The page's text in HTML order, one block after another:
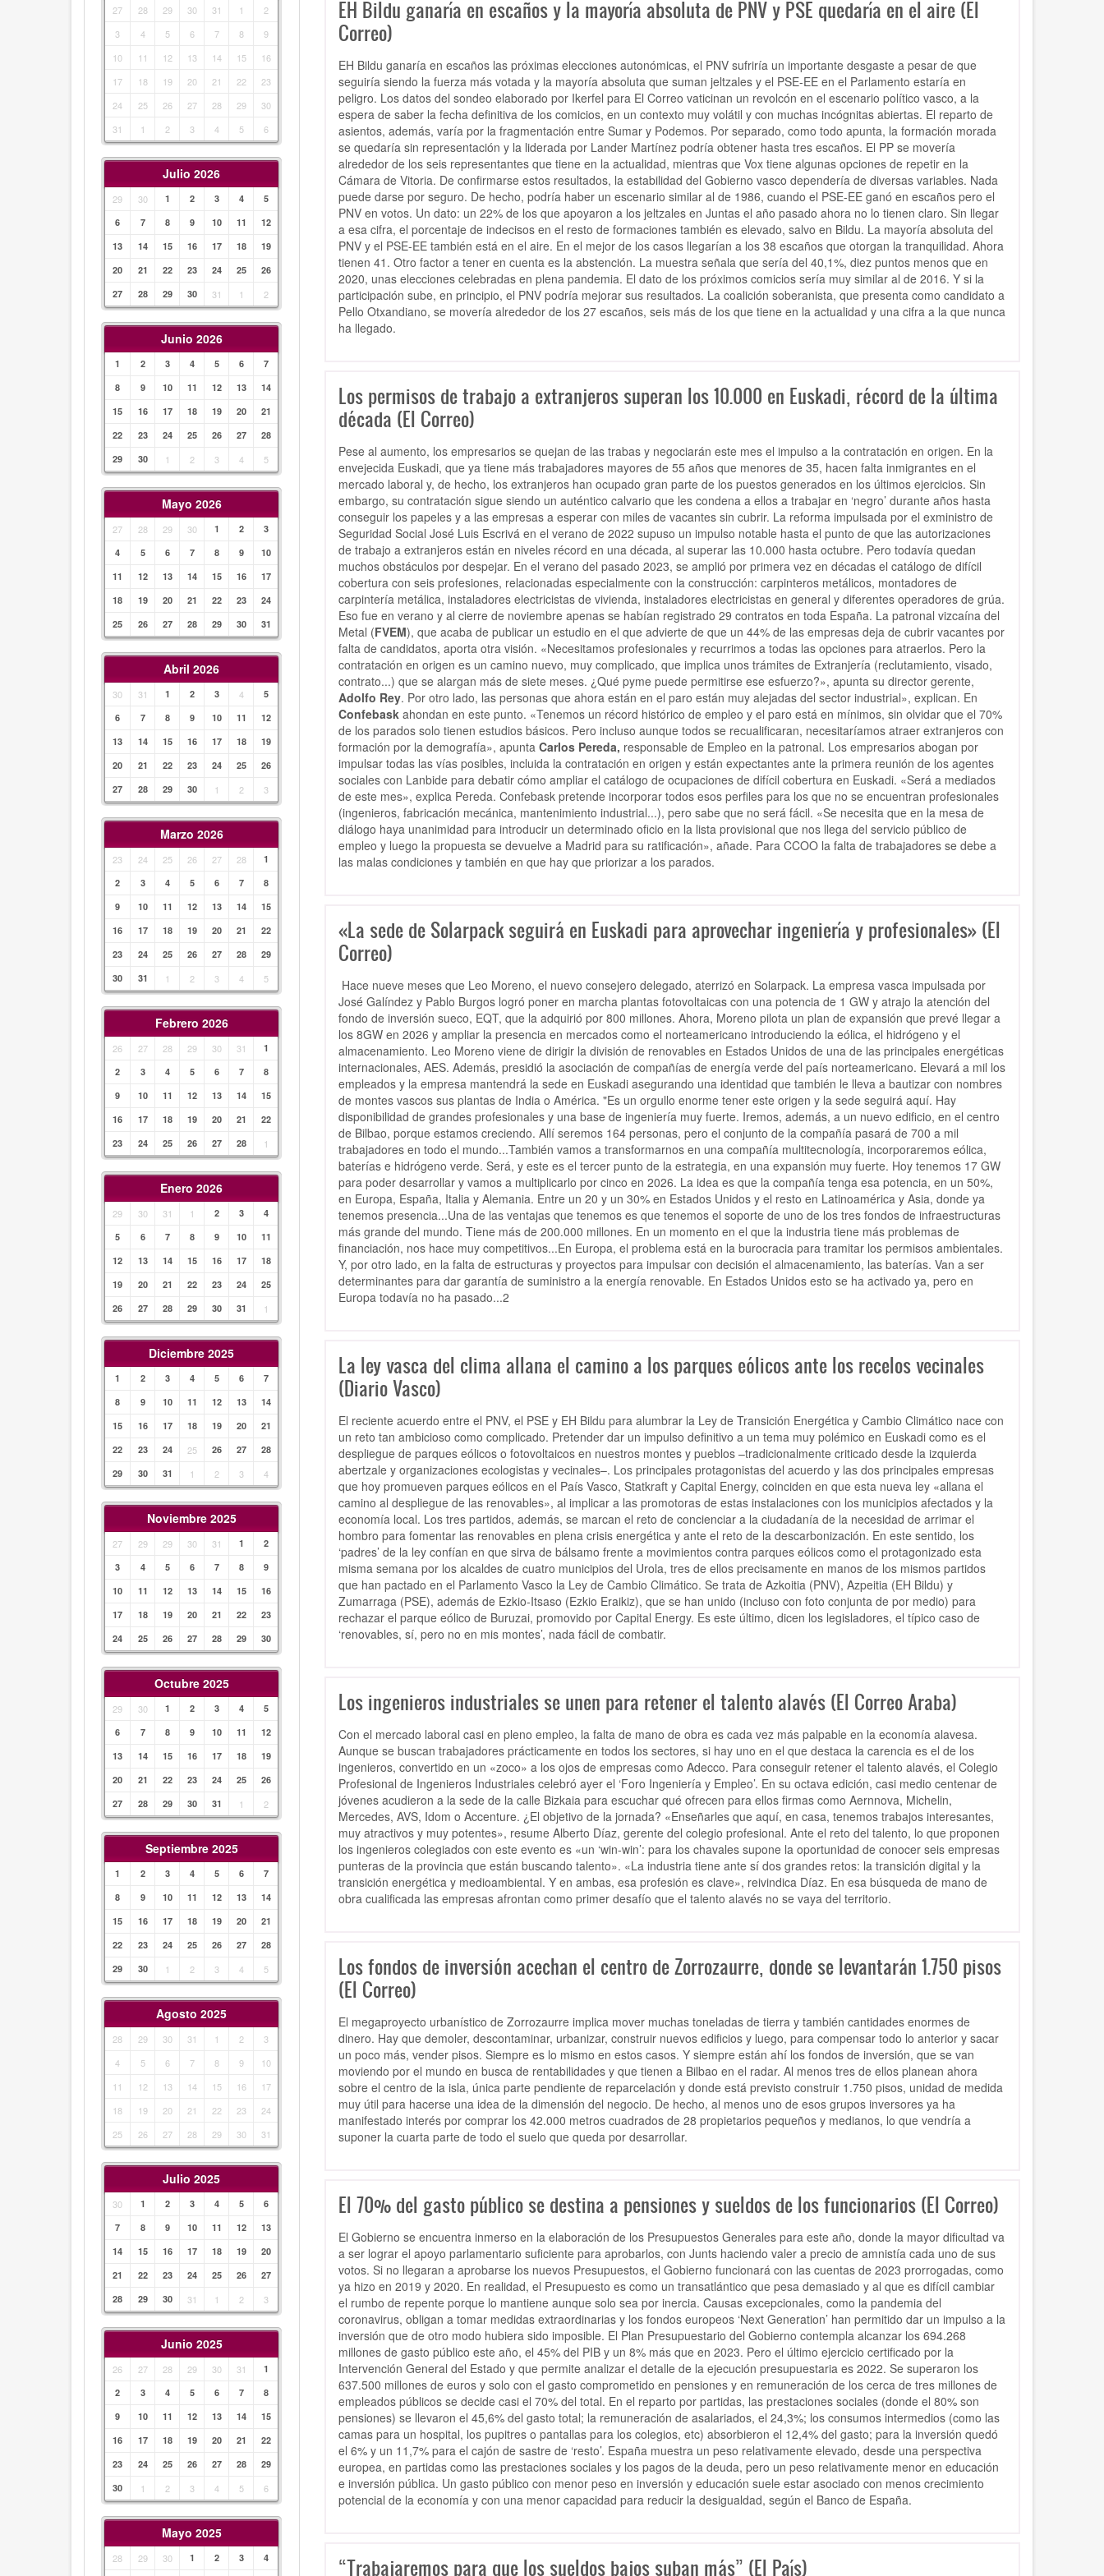
27 28 29 30 31 1
2
3
4 5 6 7 8
9
10
11 12 13 14 15
16
17
18 19 20 21 22
23
24
25 26 27 28 29
30
31
1 2 3 4 5 6
Julio 2026
29 30 1 2 3 4
5
6
7 8 9 10 11
12
13
14 15 16 17 18
19
20
21 22 23 24 25
26
27
28 29 30 31 1 2
Junio 2026
1 2 3 4 5 6
7
8
9 10 11 12 13
14
15
16 17 18 19 20
21
22
23 24 25 26 27
28
29
30 1 2 3 4 5
Mayo 2026
27 28 29 30 1 2
3
4
5 6 7 8 9
10
11
12 13 14 15 16
17
18
19 20 21 22 23
24
25
26 27 28 29 30 31
Abril 2026
30 31 1 2 3 4
5
6
7 8 9 10 11
12
13
14 15 16 17 18
19
20
21 22 23 24 25
26
27
28 29 30 1 2 3
Marzo 2026
23 24 25 26 27 28
1
2
3 4 5 6 7
8
9
10 11 12 13 14
15
16
17 18 19 20 21
22
23
24 25 26 27 28
29
30
31 1 2 3 4 5
Febrero 2026
26 27 28 29 30 31
1
2
3 4 5 6 7
8
9
10 11 12 13 14
15
16
17 18 19 20 21
22
23
24 25 26 27 28 1
Enero 2026
29 30 31 1 2 3
4
5
6 7 8 9 10
11
12
13 14 15 16 17
18
19
20 21 22 23 24
25
26
27 28 29 30 31 1
Diciembre 2025
1 2 3 4 5 6
7
8
9 10 11 12 13
14
15
16 17 18 19 20
21
22
23 24 25 26 27
28
29
30 31 1 2 3 4
Noviembre 2025
27 29 29 30 31 1
2
3
4 5 6 7 8
9
10
11 12 13 14 15
16
17
18 19 20 21 22
23
24
25 26 27 28 29 30
Octubre 2025
29 30 1 2 3 4
5
6
7 8 9 10 11
12
13
14 15 16 17 18
19
20
21 22 23 24 25
26
27
28 29 30 31 1 2
Septiembre 2025
1 2 3 4 5 6
7
8
9 10 11 12 13
14
15
16 17 18 19 20
21
22
23 24 25 26 27
28
29
30 1 2 3 4 5
Agosto 2025
28 29 30 31 1 2
3
4
5 6 7 8 9
10
11
12 13 14 15 16
17
18
19 20 21 22 23
24
25
26 27 28 29 30 31
Julio 2025
30 1 2 3 4 5
6
7
8 9 10 11 12
13
14
15 16 17 18 19
20
21
22 23 24 25 26
27
28
29 30 31 1 2 3
Junio 2025
26 27 28 29 30 31
1
2
3 4 5 6 7
8
9
10 11 12 13 14
15
16
17 18 19 20 21
22
23
24 25 26 27 28
29
30
1 2 3 4 5 6
Mayo 2025
28 29 30 1 2 3
4
EH Bildu ganaría en escaños y la mayoría absoluta de PNV y PSE quedaría en el aire (El
Correo)
EH Bildu ganaría en escaños las próximas elecciones autonómicas, el PNV sufriría un importante desgaste a pesar de que
seguiría siendo la fuerza más votada y la mayoría absoluta que suman jeltzales y el PSE-EE en el Parlamento estaría en
peligro. Los datos del sondeo elaborado por Ikerfel para El Correo vaticinan un revolcón en el escenario político vasco, a la
espera de saber la fecha definitiva de los comicios, en un contexto muy volátil y con muchas incógnitas abiertas. El reparto de
asientos, además, varía por la fragmentación entre Sumar y Podemos. Por separado, como todo apunta, la formación morada
se quedaría sin representación y la liderada por Lander Martínez podría obtener hasta tres escaños. El PP se movería
alrededor de los seis representantes que tiene en la actualidad, mientras que Vox tiene algunas opciones de repetir en la
Cámara de Vitoria. De confirmarse estos resultados, la estabilidad del Gobierno vasco dependería de diversas variables. Nada
puede darse por seguro. De hecho, podría haber un escenario similar al de 1986, cuando el PSE-EE ganó en escaños pero el
PNV en votos. Un dato: un 22% de los que apoyaron a los jeltzales en Juntas el año pasado ahora no lo tienen claro. Sin llegar
a esa cifra, el porcentaje de indecisos en el resto de formaciones también es elevado, salvo en Bildu. La mayoría absoluta del
PNV y el PSE-EE también está en el aire. En el mejor de los casos llegarían a los 38 escaños que otorgan la tranquilidad. Ahora
tienen 41. Otro factor a tener en cuenta es la abstención. La muestra señala que sería del 40,1%, diez puntos menos que en
2020, unas elecciones celebradas en plena pandemia. El dato de los próximos comicios sería muy similar al de 2016. Y si la
participación sube, en principio, el PNV podría mejorar sus resultados. La coalición soberanista, que presenta como candidato a
Pello Otxandiano, se movería alrededor de los 27 escaños, seis más de los que tiene en la actualidad y una cifra a la que nunca
ha llegado.
Los permisos de trabajo a extranjeros superan los 10.000 en Euskadi, récord de la última
década (El Correo)
Pese al aumento, los empresarios se quejan de las trabas y negociarán este mes el impulso a la contratación en origen. En la
envejecida Euskadi, que ya tiene más trabajadores mayores de 55 años que menores de 35, hacen falta inmigrantes en el
mercado laboral y, de hecho, los extranjeros han ocupado gran parte de los puestos generados en los últimos ejercicios. Sin
embargo, su contratación sigue siendo un auténtico calvario que les condena a ellos a trabajar en ‘negro’ durante años hasta
conseguir los papeles y a las empresas a esperar con miles de vacantes sin cubrir. La reforma impulsada por el exministro de
Seguridad Social José Luis Escrivá en el verano de 2022 supuso un impulso notable hasta el punto de que las autorizaciones
de trabajo a extranjeros están en niveles récord en una década, al superar las 10.000 hasta octubre. Pero todavía quedan
muchos obstáculos por despejar. En el verano del pasado 2023, se amplió por primera vez en décadas el catálogo de difícil
cobertura con seis profesiones, relacionadas especialmente con la construcción: carpinteros metálicos, montadores de
carpintería metálica, instaladores electricistas de vivienda, instaladores electricistas en general y diferentes operadores de grúa.
Eso fue en verano y al cierre de noviembre apenas se habían registrado 29 contratos en toda España. La patronal vizcaína del
Metal (FVEM), que acaba de publicar un estudio en el que advierte de que un 44% de las empresas deja de cubrir vacantes por
falta de candidatos, aporta otra visión. «Necesitamos profesionales y recurrimos a todas las opciones para atraerlos. Pero la
contratación en origen es un camino nuevo, muy complicado, que implica unos trámites de Extranjería (reclutamiento, visado,
contrato...) que se alargan más de siete meses. ¿Qué pyme puede permitirse ese esfuerzo?», apunta su director gerente,
Adolfo Rey. Por otro lado, las personas que ahora están en el paro están muy alejadas del sector industrial», explican. En
Confebaskahondan en este punto. «Tenemos un récord histórico de empleo y el paro está en mínimos, sin olvidar que el 70%
de los parados solo tienen estudios básicos. Pero incluso aunque todos se recualificaran, necesitaríamos atraer extranjeros con
formación por la demografía», apunta Carlos Pereda, responsable de Empleo en la patronal. Los empresarios abogan por
impulsar todas las vías posibles, incluida la contratación en origen y están expectantes ante la primera reunión de los agentes
sociales con Lanbide para debatir cómo ampliar el catálogo de ocupaciones de difícil cobertura en Euskadi. «Será a mediados
de este mes», explica Pereda. Confebask pretende incorporar todos esos perfiles para los que no se encuentran profesionales
(ingenieros, fabricación mecánica, mantenimiento industrial...), pero sabe que no será fácil. «Se necesita que en la mesa de
diálogo haya unanimidad para introducir un determinado oficio en la lista provisional que nos llega del servicio público de
empleo y luego la propuesta se devuelve a Madrid para su ratificación», añade. Para CCOO la falta de trabajadores se debe a
las malas condiciones y también en que hay que priorizar a los parados.
«La sede de Solarpack seguirá en Euskadi para aprovechar ingeniería y profesionales» (El
Correo)
Hace nueve meses que Leo Moreno, el nuevo consejero delegado, aterrizó en Solarpack. La empresa vasca impulsada por
José Galíndez y Pablo Burgos logró poner en marcha plantas fotovoltaicas con una potencia de 1 GW y atrajo la atención del
fondo de inversión sueco, EQT, que la adquirió por 800 millones. Ahora, Moreno pilota un plan de expansión que prevé llegar a
los 8GW en 2026 y ampliar la presencia en mercados como el norteamericano introduciendo la eólica, el hidrógeno y el
almacenamiento. Leo Moreno viene de dirigir la división de renovables en Estados Unidos de una de las principales energéticas
internacionales, AES. Además, presidió la asociación de compañías de energía verde del país norteamericano. Elevará a mil los
empleados y la empresa mantendrá la sede en Euskadi asegurando una identidad que también le lleva a bautizar con nombres
de montes vascos sus plantas de India o América. "Es un orgullo enorme tener este origen y la sede seguirá aquí. Hay
disponibilidad de grandes profesionales y una base de ingeniería muy fuerte. Iremos, además, a un nuevo edificio, en el centro
de Bilbao, porque estamos creciendo. Allí seremos 164 personas, pero el conjunto de la compañía pasará de 700 a mil
trabajadores en todo el mundo...También vamos a transformarnos en una compañía multitecnología, incorporaremos eólica,
baterías e hidrógeno verde. Será, y este es el tercer punto de la estrategia, en una expansión muy fuerte. Hoy tenemos 17 GW
para poder desarrollar y vamos a multiplicarlo por cinco en 2026. La idea es que la compañía tenga esa potencia, en un 50%,
en Europa, España, Italia y Alemania. Entre un 20 y un 30% en Estados Unidos y el resto en Latinoamérica y Asia, donde ya
tenemos presencia...Una de las ventajas que tenemos es que tenemos el soporte de uno de los tres fondos de infraestructuras
más grande del mundo. Tiene más de 200.000 millones. En un momento en el que la industria tiene más problemas de
financiación, nos hace muy competitivos...En Europa, el problema está en la burocracia para tramitar los permisos ambientales.
Y, por otro lado, en la falta de estructuras y proyectos para impulsar con decisión el almacenamiento, las baterías. Van a ser
determinantes para dar garantía de suministro a la energía renovable. En Estados Unidos esto se ha activado ya, pero en
Europa todavía no ha pasado...2
La ley vasca del clima allana el camino a los parques eólicos ante los recelos vecinales
(Diario Vasco)
El reciente acuerdo entre el PNV, el PSE y EH Bildu para alumbrar la Ley de Transición Energética y Cambio Climático nace con
un reto tan ambicioso como complicado. Pretender dar un impulso definitivo a un tema muy polémico en Euskadi como es el
despliegue de parques eólicos o fotovoltaicos en nuestros montes y pueblos –tradicionalmente criticado desde la izquierda
abertzale y organizaciones ecologistas y vecinales–. Los principales protagonistas del acuerdo y las dos principales empresas
que hoy promueven parques eólicos en el País Vasco, Statkraft y Capital Energy, coinciden en que esta nueva ley «allana el
camino al despliegue de las renovables», al implicar a las promotoras de estas instalaciones con los municipios afectados y la
economía local. Los tres partidos, además, se marcan el reto de concienciar a la ciudadanía de la necesidad de arrimar el
hombro para fomentar las renovables en plena crisis energética y ante el reto de la descarbonización. En este sentido, los
‘padres’ de la ley confían en que sirva de bálsamo frente a movimientos contra parques eólicos como el protagonizado esta
misma semana por los alcaldes de cuatro municipios del Urola, tres de ellos precisamente en manos de los mismos partidos
que han pactado en el Parlamento Vasco la Ley de Cambio Climático. Se trata de Azkoitia (PNV), Azpeitia (EH Bildu) y
Zumarraga (PSE), además de Ezkio-Itsaso (Ezkio Eraikiz), que se han unido (incluso con foto conjunta de por medio) para
rechazar el parque eólico de Buruzai, promovido por Capital Energy. Es este último, dicen los legisladores, el típico caso de
‘renovables, sí, pero no en mis montes’, nada fácil de combatir.
Los ingenieros industriales se unen para retener el talento alavés (El Correo Araba)
Con el mercado laboral casi en pleno empleo, la falta de mano de obra es cada vez más palpable en la economía alavesa.
Aunque se buscan trabajadores prácticamente en todos los sectores, si hay uno en el que destaca la carencia es el de los
ingenieros, convertido en un «zoco» a los ojos de empresas como Adecco. Para conseguir retener el talento alavés, el Colegio
Profesional de Ingenieros Industriales celebró ayer el ‘Foro Ingeniería y Empleo’. En su octava edición, casi medio centenar de
jóvenes acudieron a la sede de la calle Bizkaia para escuchar qué ofrecen para ellos firmas como Aernnova, Michelin,
Mercedes, AVS, Idom o Accenture. ¿El objetivo de la jornada? «Enseñarles que aquí, en casa, tenemos trabajos interesantes,
muy atractivos y muy potentes», resume Alberto Díaz, gerente del colegio profesional. Ante el reto del talento, lo que proponen
los ingenieros colegiados con este evento es «un ‘win-win’: para los chavales supone la oportunidad de conocer seis empresas
punteras de la provincia que están buscando talento». «La industria tiene ante sí dos grandes retos: la transición digital y la
transición energética y medioambiental. Y en ambas, esa profesión es clave», reivindica Díaz. En esa búsqueda de mano de
obra cualificada las empresas afrontan como primer desafío que el talento alavés no se vaya del territorio.
Los fondos de inversión acechan el centro de Zorrozaurre, donde se levantarán 1.750 pisos
(El Correo)
El megaproyecto urbanístico de Zorrozaurre implica mover muchas toneladas de tierra y también cantidades enormes de
dinero. Hay que demoler, descontaminar, urbanizar, construir nuevos edificios y luego, para compensar todo lo anterior y sacar
un poco más, vender pisos. Siempre es lo mismo en estos casos. Y siempre están ahí los fondos de inversión, que se van
moviendo por el mundo en busca de rentabilidades y que tienen a Bilbao en el radar. Al menos tres de ellos planean ahora
sobre el centro de la isla, única parte pendiente de reparcelación y donde está previsto construir 1.750 pisos, unidad de medida
muy útil para hacerse una idea de la dimensión del negocio. De hecho, al menos uno de esos grupos inversores ya ha
manifestado interés por comprar los 42.000 metros cuadrados de 28 propietarios pequeños y medianos, lo que vendría a
suponer la cuarta parte de todo el suelo que queda por desarrollar.
El 70% del gasto público se destina a pensiones y sueldos de los funcionarios (El Correo)
El Gobierno se encuentra inmerso en la elaboración de los Presupuestos Generales para este año, donde la mayor dificultad va
a ser lograr el apoyo parlamentario suficiente para aprobarlos, con Junts haciendo valer a precio de amnistía cada uno de sus
votos. Si no llegaran a aprobarse los nuevos Presupuestos, el Gobierno funcionará con las cuentas de 2023 prorrogadas, como
ya hizo en 2019 y 2020. En realidad, el Presupuesto es como un transatlántico que pesa demasiado y al que es difícil cambiar
el rumbo de repente porque lo mantiene aunque solo sea por inercia. Causas excepcionales, como la pandemia del
coronavirus, obligan a tomar medidas extraordinarias y los fondos europeos ‘Next Generation’ han permitido dar un impulso a la
inversión que de otro modo hubiera sido imposible. El Plan Presupuestario del Gobierno contempla alcanzar los 694.268
millones de gasto público este año, el 45% del PIB y un 8% más que en 2023. Pero el último ejercicio certificado por la
Intervención General del Estado y que permite analizar el detalle de la ejecución presupuestaria es 2022. Se superaron los
637.500 millones de euros y solo con el gasto comprometido en pensiones y en remuneración de los cerca de tres millones de
empleados públicos se decide casi el 70% del total. En el reparto por partidas, las prestaciones sociales (donde el 80% son
pensiones) se llevaron el 45,6% del gasto total; la remuneración de asalariados, el 24,3%; los consumos intermedios (como las
camas para un hospital, los pupitres o pantallas para los colegios, etc) absorbieron el 12,4% del gasto; para la inversión quedó
el 6% y un 11,7% para el cajón de sastre de ‘resto’. España muestra un peso relativamente elevado, desde una perspectiva
europea, en partidas como las prestaciones sociales y los pagos de la deuda, pero un peso relativamente menor en educación
e inversión pública. Un gasto público con menor peso en inversión y educación suele estar asociado con menos crecimiento
potencial de la economía y con una menor capacidad para reducir la desigualdad, según el Banco de España.
“Trabajaremos para que los sueldos bajos suban más” (El País)